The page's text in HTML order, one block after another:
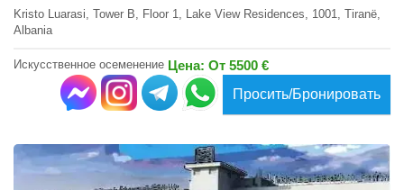
Kristo Luarasi, Tower B, Floor 1, Lake View Residences, 1001, Tiranë,
Albania
Искусственное осеменение Цена: От 5500 €
Просить/Бронировать